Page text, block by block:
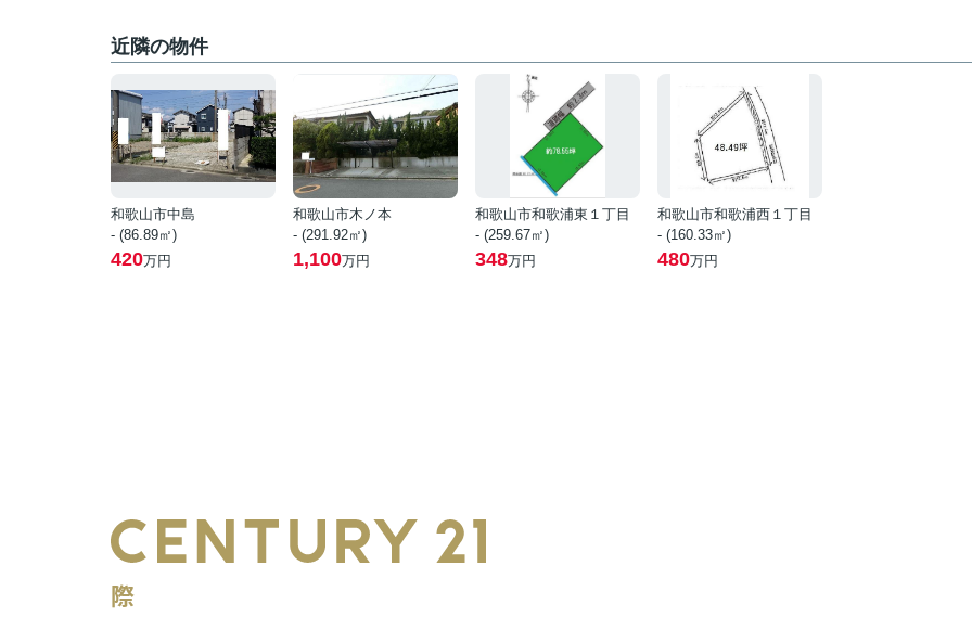
近隣の物件
和歌山市中島
- (86.89㎡)
420万円
和歌山市木ノ本
- (291.92㎡)
1,100万円
和歌山市和歌浦東１丁目
- (259.67㎡)
348万円
和歌山市和歌浦西１丁目
- (160.33㎡)
480万円